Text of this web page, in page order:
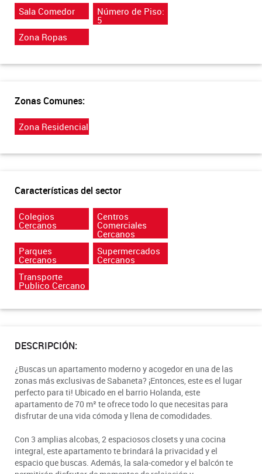
Sala Comedor Número de Piso:
5
Zona Ropas
Zonas Comunes:
Zona Residencial
Características del sector
Colegios
Cercanos
Centros
Comerciales
Cercanos
Parques
Cercanos
Supermercados
Cercanos
Transporte
Publico Cercano
DESCRIPCIÓN:
¿Buscas un apartamento moderno y acogedor en una de las
zonas más exclusivas de Sabaneta? ¡Entonces, este es el lugar
perfecto para ti! Ubicado en el barrio Holanda, este
apartamento de 70 m² te ofrece todo lo que necesitas para
disfrutar de una vida cómoda y llena de comodidades.
Con 3 amplias alcobas, 2 espaciosos closets y una cocina
integral, este apartamento te brindará la privacidad y el
espacio que buscas. Además, la sala-comedor y el balcón te